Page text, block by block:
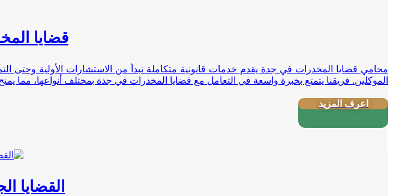
قضايا
محامي قضايا المخدرات في جدة يقدم خدمات قانونية متكاملة تبدأ من الاستشارات الأولية
الموكلين. فريقنا يتمتع بخبرة واسعة في التعامل مع قضايا المخدرات في جدة بمختلف أنواعها، مما
اعرف المزيد
القضايا